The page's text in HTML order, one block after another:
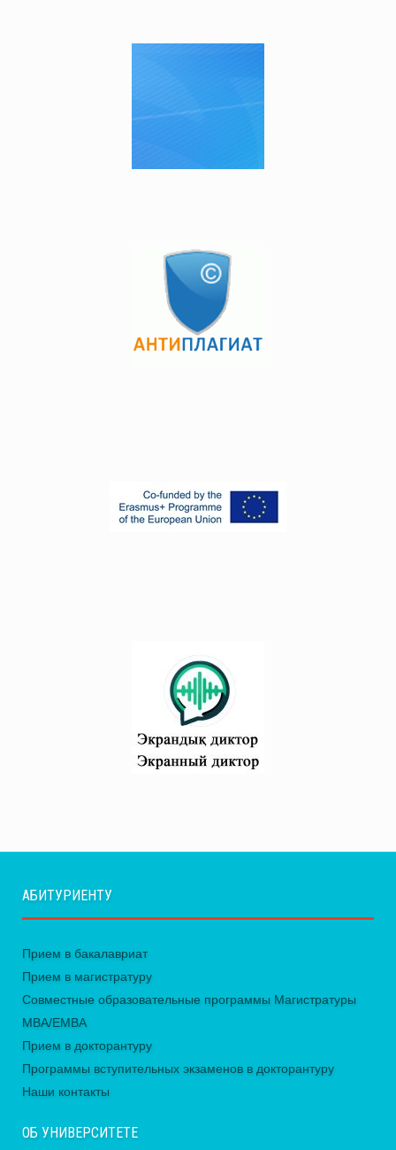
АБИТУРИЕНТУ
Прием в бакалавриат
Прием в магистратуру
Совместные образовательные программы Магистратуры
MBA/EMBA
Прием в докторантуру
Программы вступительных экзаменов в докторантуру
Наши контакты
ОБ УНИВЕРСИТЕТЕ